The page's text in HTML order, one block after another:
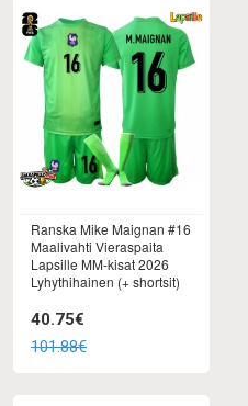
Ranska Mike Maignan #16
Maalivahti Vieraspaita
Lapsille MM-kisat 2026
Lyhythihainen (+ shortsit)
40.75€
101.88€